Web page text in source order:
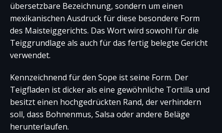
übersetzbare Bezeichnung, sondern um einen
mexikanischen Ausdruck für diese besondere Form
des Maisteiggerichts. Das Wort wird sowohl für die
Teiggrundlage als auch für das fertig belegte Gericht
verwendet.
Kennzeichnend für den Sope ist seine Form. Der
Teigfladen ist dicker als eine gewöhnliche Tortilla und
besitzt einen hochgedrückten Rand, der verhindern
soll, dass Bohnenmus, Salsa oder andere Beläge
herunterlaufen.